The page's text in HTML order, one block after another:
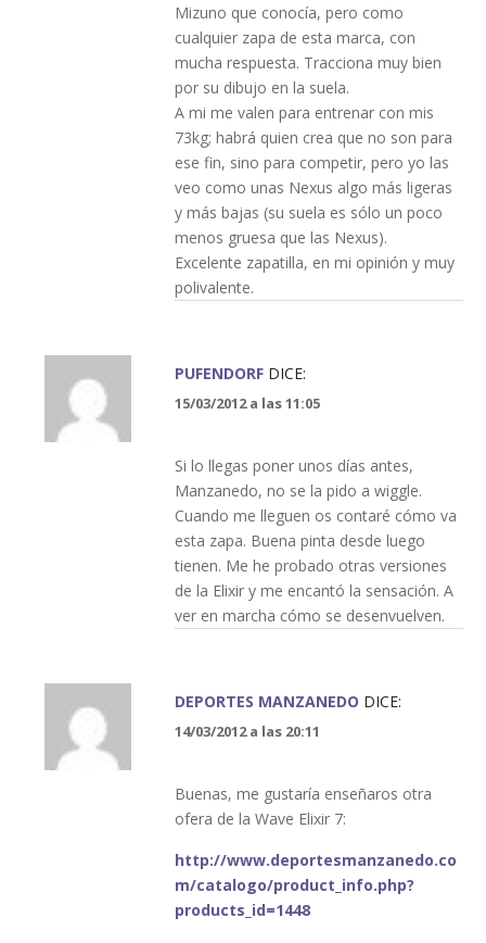
Mizuno que conocía, pero como
cualquier zapa de esta marca, con
mucha respuesta. Tracciona muy bien
por su dibujo en la suela.
A mi me valen para entrenar con mis
73kg; habrá quien crea que no son para
ese fin, sino para competir, pero yo las
veo como unas Nexus algo más ligeras
y más bajas (su suela es sólo un poco
menos gruesa que las Nexus).
Excelente zapatilla, en mi opinión y muy
polivalente.
PUFENDORF DICE:
15/03/2012 a las 11:05
Si lo llegas poner unos días antes,
Manzanedo, no se la pido a wiggle.
Cuando me lleguen os contaré cómo va
esta zapa. Buena pinta desde luego
tienen. Me he probado otras versiones
de la Elixir y me encantó la sensación. A
ver en marcha cómo se desenvuelven.
DEPORTES MANZANEDO DICE:
14/03/2012 a las 20:11
Buenas, me gustaría enseñaros otra
ofera de la Wave Elixir 7:
http://www.deportesmanzanedo.co
m/catalogo/product_info.php?
products_id=1448